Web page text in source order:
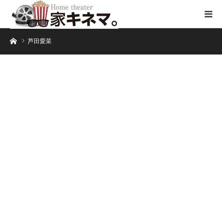
ホーム芦田愛菜